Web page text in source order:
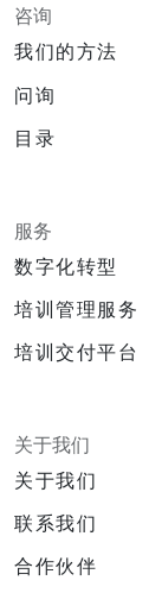
咨询
我们的方法
问询
目录
服务
数字化转型
培训管理服务
培训交付平台
关于我们
关于我们
联系我们
合作伙伴